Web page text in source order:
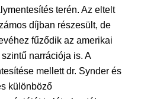
terén. Az eltelt
díjban részesült, de
fűződik az amerikai
narrációja is. A
mellett dr. Synder és
különböző